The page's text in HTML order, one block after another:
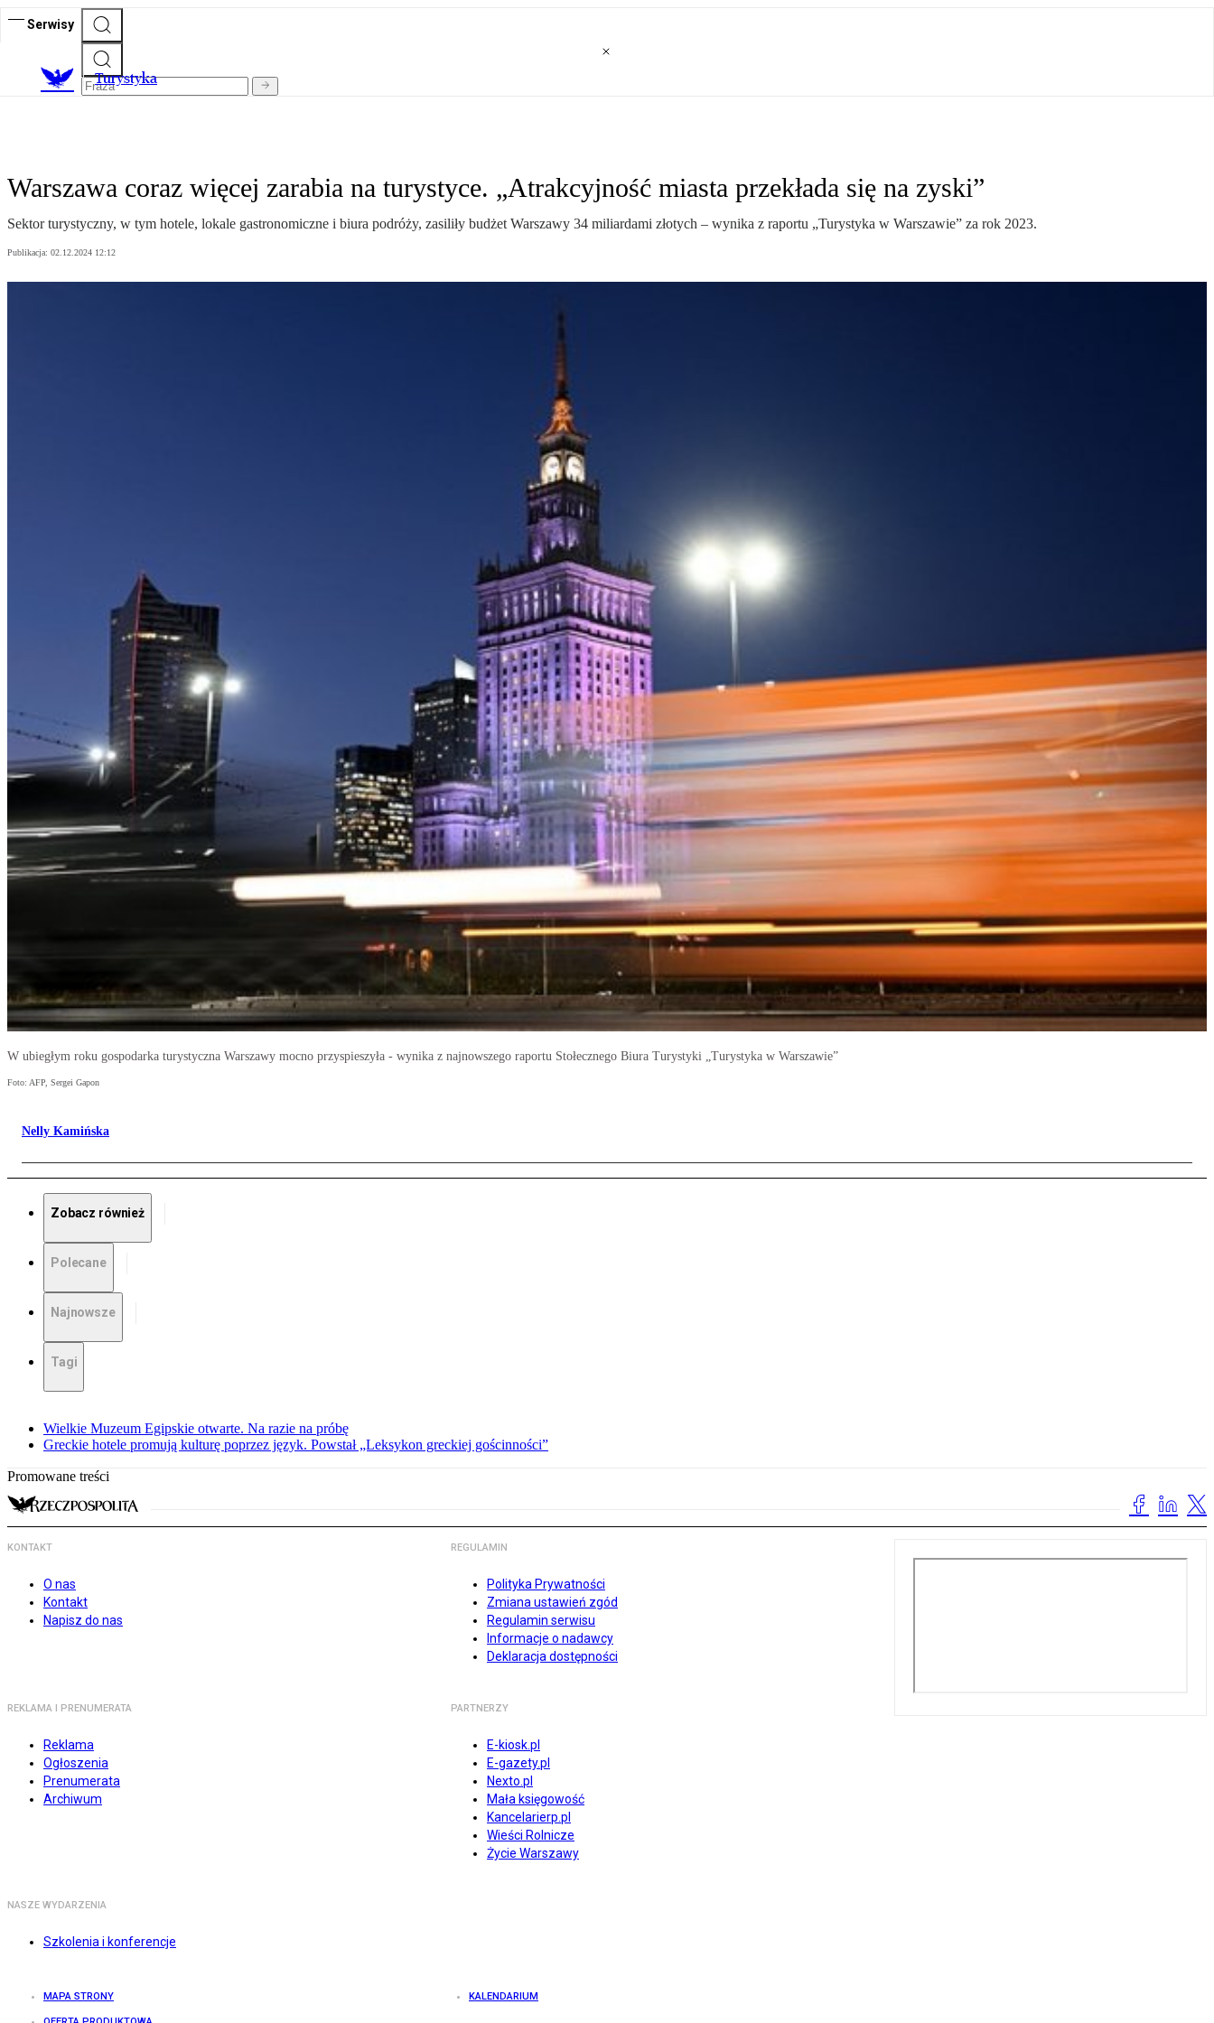
Serwisy
Turystyka
Warszawa coraz więcej zarabia na turystyce. „Atrakcyjność miasta przekłada się na zyski”
Sektor turystyczny, w tym hotele, lokale gastronomiczne i biura podróży, zasiliły budżet Warszawy 34 miliardami złotych – wynika z raportu „Turystyka w Warszawie” za rok 2023.
Publikacja: 02.12.2024 12:12
W ubiegłym roku gospodarka turystyczna Warszawy mocno przyspieszyła - wynika z najnowszego raportu Stołecznego Biura Turystyki „Turystyka w Warszawie”
Foto: AFP, Sergei Gapon
Nelly Kamińska
Zobacz również
Polecane
Najnowsze
Tagi
Wielkie Muzeum Egipskie otwarte. Na razie na próbę
Greckie hotele promują kulturę poprzez język. Powstał „Leksykon greckiej gościnności”
Promowane treści
KONTAKT
O nas
Kontakt
Napisz do nas
REGULAMIN
Polityka Prywatności
Zmiana ustawień zgód
Regulamin serwisu
Informacje o nadawcy
Deklaracja dostępności
REKLAMA I PRENUMERATA
Reklama
Ogłoszenia
Prenumerata
Archiwum
PARTNERZY
E-kiosk.pl
E-gazety.pl
Nexto.pl
Mała księgowość
Kancelarierp.pl
Wieści Rolnicze
Życie Warszawy
NASZE WYDARZENIA
Szkolenia i konferencje
MAPA STRONY KALENDARIUM